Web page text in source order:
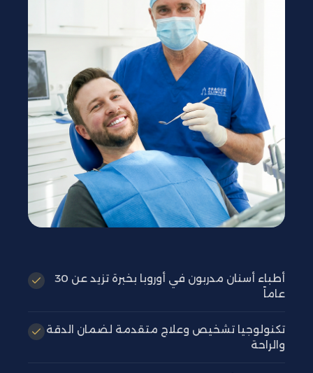
أطباء أسنان مدربون في أوروبا بخبرة تزيد عن 30
عاماً
تكنولوجيا تشخيص وعلاج متقدمة لضمان الدقة
والراحة